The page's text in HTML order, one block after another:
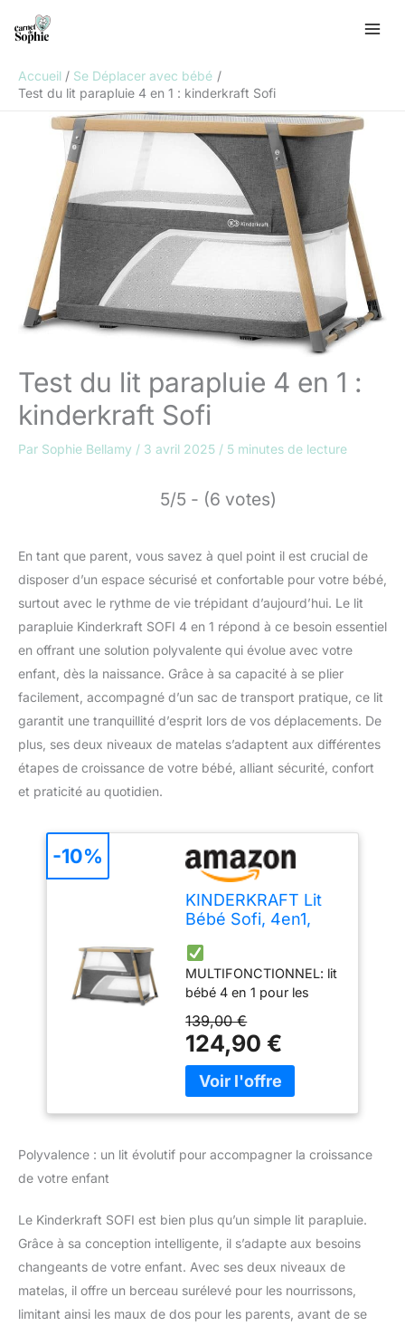
Accueil
Se Déplacer avec bébé
Test du lit parapluie 4 en 1 : kinderkraft Sofi
Test du lit parapluie 4 en 1 :
kinderkraft Sofi
Par Sophie Bellamy / 3 avril 2025 / 5 minutes de lecture
5/5 - (6 votes)
En tant que parent, vous savez à quel point il est crucial de
disposer d’un espace sécurisé et confortable pour votre bébé,
surtout avec le rythme de vie trépidant d’aujourd’hui. Le lit
parapluie Kinderkraft SOFI 4 en 1 répond à ce besoin essentiel
en offrant une solution polyvalente qui évolue avec votre
enfant, dès la naissance. Grâce à sa capacité à se plier
facilement, accompagné d’un sac de transport pratique, ce lit
garantit une tranquillité d’esprit lors de vos déplacements. De
plus, ses deux niveaux de matelas s’adaptent aux différentes
étapes de croissance de votre bébé, alliant sécurité, confort
et praticité au quotidien.
KINDERKRAFT Lit
Bébé Sofi, 4en1,
Bébé, Voyage, Gris,
1 Unité
MULTIFONCTIONNEL: lit
bébé 4 en 1 pour les
jusqu'à leurs 15 kg. Il fait
office de lit bébé, lit
parapluie, parc et
berceau. Il est léger et
matelas (inclus) peut être
côtés fonctionnels en
maille pour que le parent
puisse toujours garder
fournissent une
circulation d'air adéquate
139,00 €
124,90 €
-10%
Polyvalence : un lit évolutif pour accompagner la croissance
de votre enfant
Le Kinderkraft SOFI est bien plus qu’un simple lit parapluie.
Grâce à sa conception intelligente, il s’adapte aux besoins
changeants de votre enfant. Avec ses deux niveaux de
matelas, il offre un berceau surélevé pour les nourrissons,
limitant ainsi les maux de dos pour les parents, avant de se
e
h